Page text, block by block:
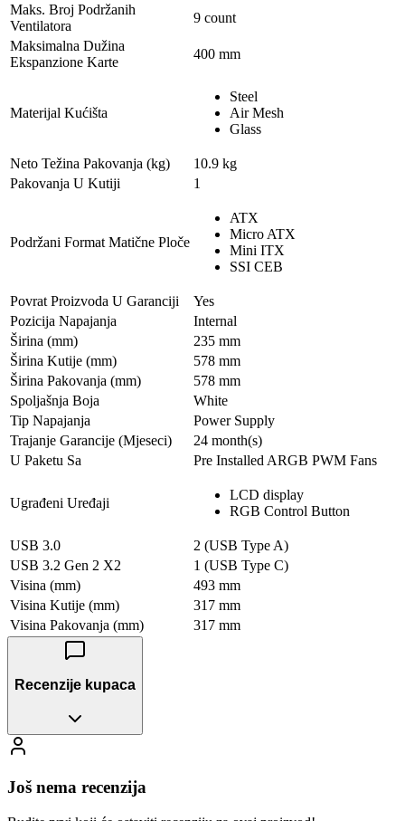
Maks. Broj Podržanih
Ventilatora
9 count
Maksimalna Dužina
Ekspanzione Karte
400 mm
Materijal Kućišta
Steel
Air Mesh
Glass
Neto Težina Pakovanja (kg)
10.9 kg
Pakovanja U Kutiji
1
Podržani Format Matične Ploče
ATX
Micro ATX
Mini ITX
SSI CEB
Povrat Proizvoda U Garanciji
Yes
Pozicija Napajanja
Internal
Širina (mm)
235 mm
Širina Kutije (mm)
578 mm
Širina Pakovanja (mm)
578 mm
Spoljašnja Boja
White
Tip Napajanja
Power Supply
Trajanje Garancije (Mjeseci)
24 month(s)
U Paketu Sa
Pre Installed ARGB PWM Fans
Ugrađeni Uređaji
LCD display
RGB Control Button
USB 3.0
2 (USB Type A)
USB 3.2 Gen 2 X2
1 (USB Type C)
Visina (mm)
493 mm
Visina Kutije (mm)
317 mm
Visina Pakovanja (mm)
317 mm
Recenzije kupaca
Još nema recenzija